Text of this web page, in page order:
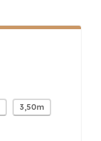
3,50m